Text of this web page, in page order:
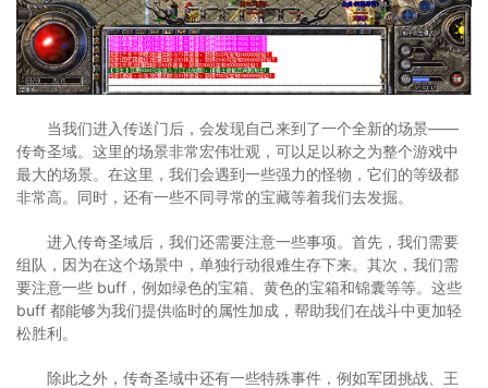
当我们进入传送门后，会发现自己来到了一个全新的场景——
传奇圣域。这里的场景非常宏伟壮观，可以足以称之为整个游戏中
最大的场景。在这里，我们会遇到一些强力的怪物，它们的等级都
非常高。同时，还有一些不同寻常的宝藏等着我们去发掘。
进入传奇圣域后，我们还需要注意一些事项。首先，我们需要
组队，因为在这个场景中，单独行动很难生存下来。其次，我们需
要注意一些 buff，例如绿色的宝箱、黄色的宝箱和锦囊等等。这些
buff 都能够为我们提供临时的属性加成，帮助我们在战斗中更加轻
松胜利。
除此之外，传奇圣域中还有一些特殊事件，例如军团挑战、王